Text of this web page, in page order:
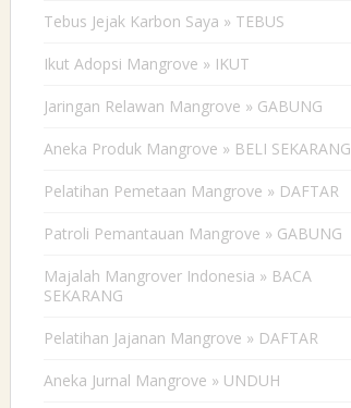
Tebus Jejak Karbon Saya » TEBUS
Ikut Adopsi Mangrove » IKUT
Jaringan Relawan Mangrove » GABUNG
Aneka Produk Mangrove » BELI SEKARANG
Pelatihan Pemetaan Mangrove » DAFTAR
Patroli Pemantauan Mangrove » GABUNG
Majalah Mangrover Indonesia » BACA
SEKARANG
Pelatihan Jajanan Mangrove » DAFTAR
Aneka Jurnal Mangrove » UNDUH